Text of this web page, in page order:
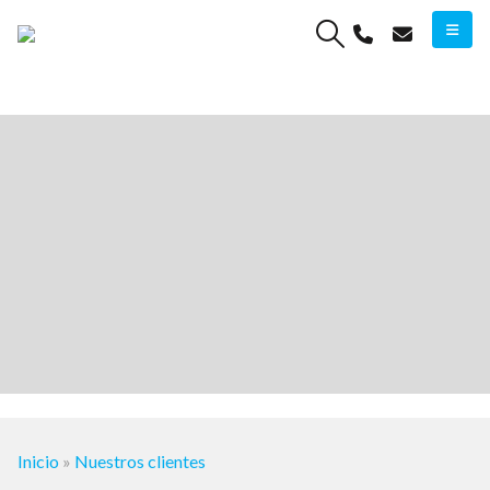
Inicio » Nuestros clientes